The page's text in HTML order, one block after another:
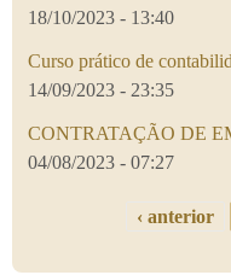
18/10/2023 - 13:40
Curso prático de
14/09/2023 - 23:35
CONTRATAÇÃO DE
04/08/2023 - 07:27
‹ anterior